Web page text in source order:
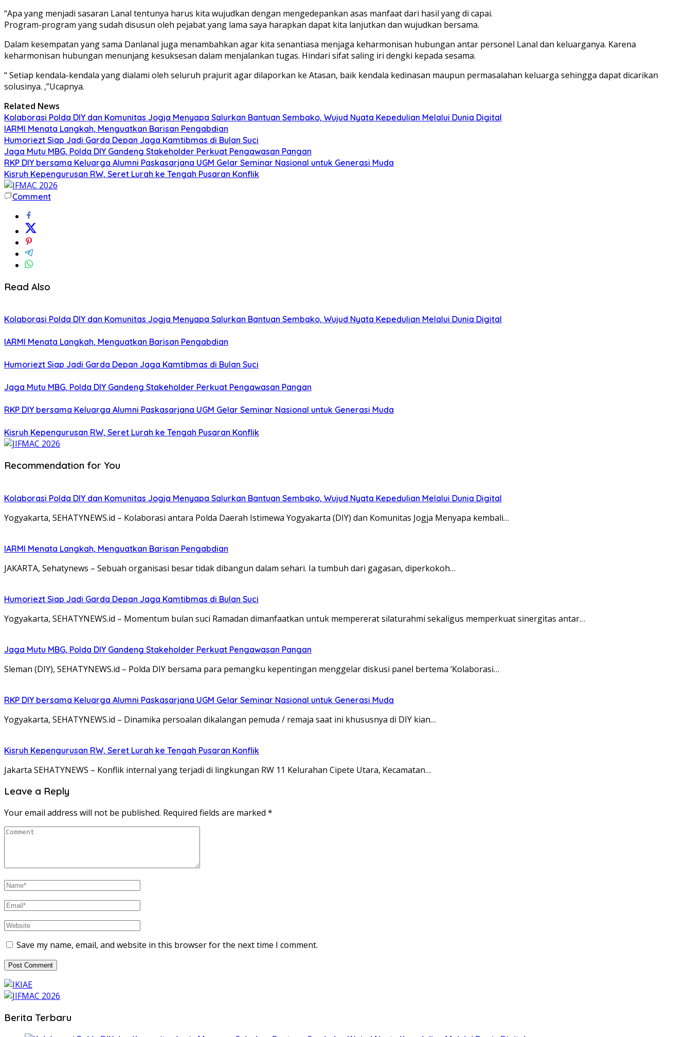
“Apa yang menjadi sasaran Lanal tentunya harus kita wujudkan dengan mengedepankan asas manfaat dari hasil yang di capai.
Program-program yang sudah disusun oleh pejabat yang lama saya harapkan dapat kita lanjutkan dan wujudkan bersama.
Dalam kesempatan yang sama Danlanal juga menambahkan agar kita senantiasa menjaga keharmonisan hubungan antar personel Lanal dan keluarganya. Karena
keharmonisan hubungan menunjang kesuksesan dalam menjalankan tugas. Hindari sifat saling iri dengki kepada sesama.
“ Setiap kendala-kendala yang dialami oleh seluruh prajurit agar dilaporkan ke Atasan, baik kendala kedinasan maupun permasalahan keluarga sehingga dapat dicarikan
solusinya. ,”Ucapnya.
Related News
Kolaborasi Polda DIY dan Komunitas Jogja Menyapa Salurkan Bantuan Sembako, Wujud Nyata Kepedulian Melalui Dunia Digital
IARMI Menata Langkah, Menguatkan Barisan Pengabdian
Humoriezt Siap Jadi Garda Depan Jaga Kamtibmas di Bulan Suci
Jaga Mutu MBG, Polda DIY Gandeng Stakeholder Perkuat Pengawasan Pangan
RKP DIY bersama Keluarga Alumni Paskasarjana UGM Gelar Seminar Nasional untuk Generasi Muda
Kisruh Kepengurusan RW, Seret Lurah ke Tengah Pusaran Konflik
Comment
Read Also
Kolaborasi Polda DIY dan Komunitas Jogja Menyapa Salurkan Bantuan Sembako, Wujud Nyata Kepedulian Melalui Dunia Digital
IARMI Menata Langkah, Menguatkan Barisan Pengabdian
Humoriezt Siap Jadi Garda Depan Jaga Kamtibmas di Bulan Suci
Jaga Mutu MBG, Polda DIY Gandeng Stakeholder Perkuat Pengawasan Pangan
RKP DIY bersama Keluarga Alumni Paskasarjana UGM Gelar Seminar Nasional untuk Generasi Muda
Kisruh Kepengurusan RW, Seret Lurah ke Tengah Pusaran Konflik
Recommendation for You
Kolaborasi Polda DIY dan Komunitas Jogja Menyapa Salurkan Bantuan Sembako, Wujud Nyata Kepedulian Melalui Dunia Digital
Yogyakarta, SEHATYNEWS.id – Kolaborasi antara Polda Daerah Istimewa Yogyakarta (DIY) dan Komunitas Jogja Menyapa kembali…
IARMI Menata Langkah, Menguatkan Barisan Pengabdian
JAKARTA, Sehatynews – Sebuah organisasi besar tidak dibangun dalam sehari. Ia tumbuh dari gagasan, diperkokoh…
Humoriezt Siap Jadi Garda Depan Jaga Kamtibmas di Bulan Suci
Yogyakarta, SEHATYNEWS.id – Momentum bulan suci Ramadan dimanfaatkan untuk mempererat silaturahmi sekaligus memperkuat sinergitas antar…
Jaga Mutu MBG, Polda DIY Gandeng Stakeholder Perkuat Pengawasan Pangan
Sleman (DIY), SEHATYNEWS.id – Polda DIY bersama para pemangku kepentingan menggelar diskusi panel bertema ‘Kolaborasi…
RKP DIY bersama Keluarga Alumni Paskasarjana UGM Gelar Seminar Nasional untuk Generasi Muda
Yogyakarta, SEHATYNEWS.id – Dinamika persoalan dikalangan pemuda / remaja saat ini khususnya di DIY kian…
Kisruh Kepengurusan RW, Seret Lurah ke Tengah Pusaran Konflik
Jakarta SEHATYNEWS – Konflik internal yang terjadi di lingkungan RW 11 Kelurahan Cipete Utara, Kecamatan…
Leave a Reply
Your email address will not be published. Required fields are marked *
Save my name, email, and website in this browser for the next time I comment.
Berita Terbaru